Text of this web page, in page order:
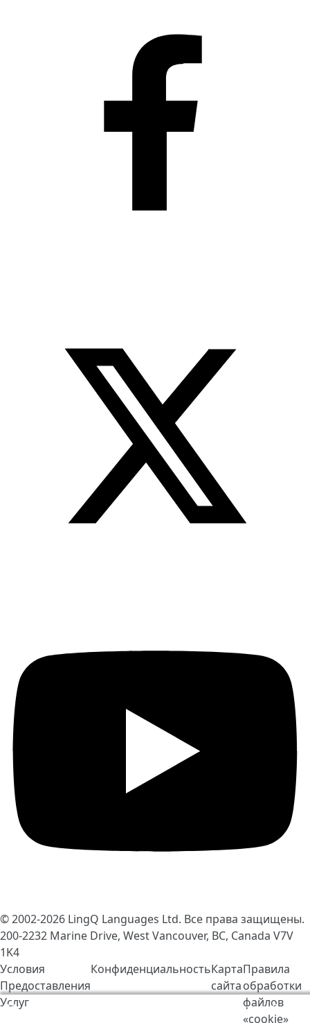
Мы используем cookie-файлы, чтобы сделать работу
© 2002-2026 LingQ Languages Ltd. Все права защищены.
200-2232 Marine Drive, West Vancouver, BC, Canada V7V
1K4
Условия
Предоставления
Услуг
КонфиденциальностьКарта
сайта
Правила
обработки
файлов
«cookie»